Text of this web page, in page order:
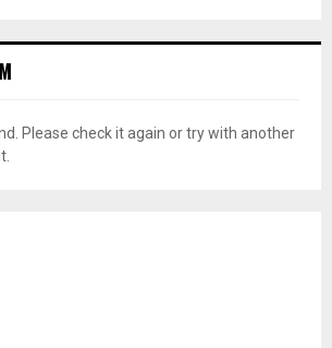
Please check it again or try with another